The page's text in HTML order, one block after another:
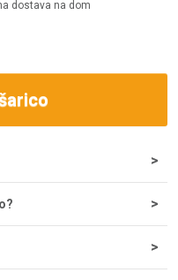
dostava na dom
potrditvi odpreme iz
1-2 dneh, najpogosteje
Maribor. Prevzemno
od 8 do 16 ure. V